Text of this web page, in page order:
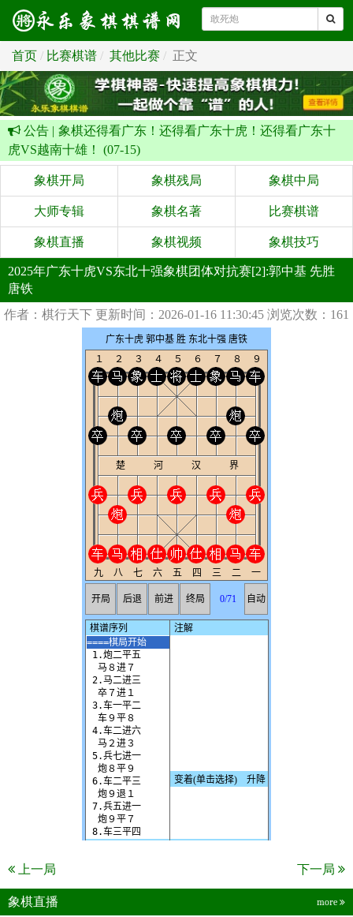
首页 比赛棋谱 其他比赛 正文
公告 | 象棋还得看广东！还得看广东十虎！还得看广东十
虎VS越南十雄！ (07-15)
象棋开局 象棋残局 象棋中局
大师专辑 象棋名著 比赛棋谱
象棋直播 象棋视频 象棋技巧
2025年广东十虎VS东北十强象棋团体对抗赛[2]:郭中基 先胜
唐铁
作者：棋行天下 更新时间：2026-01-16 11:30:45 浏览次数：161
上一局 下一局
象棋直播 more